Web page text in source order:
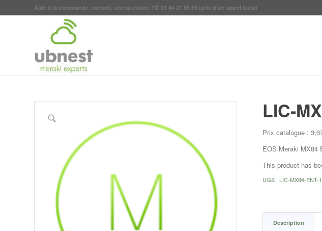
Aide à la commande, conseil, une question ?✆ 01 84 21 85 89 (prix d'un appel local)
LIC-
Prix catalogue :
EOS Meraki MX84
This product has
UGS : LIC-MX84-ENT-
Description